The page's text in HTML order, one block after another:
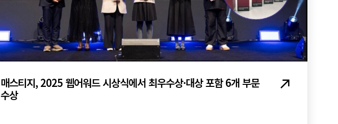
매스티지, 2025 웹어워드 시상식에서 최우수상·대상 포함 6개 부문
수상